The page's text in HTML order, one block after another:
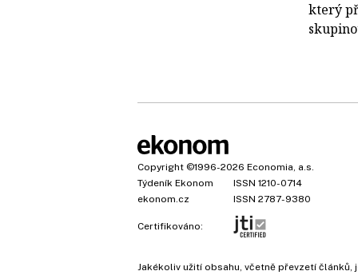
který
Copyright ©1996-2026 Economia, a.s.
Týdeník Ekonom
ISSN 1210-0714
ekonom.cz
ISSN 2787-9380
Certifikováno:
Jakékoliv užití obsahu, včetně převzetí článků,